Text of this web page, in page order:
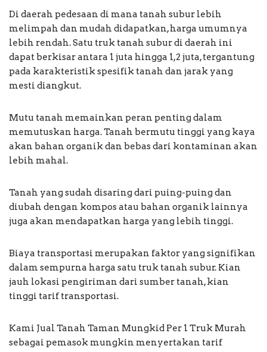
Di daerah pedesaan di mana tanah subur lebih
melimpah dan mudah didapatkan, harga umumnya
lebih rendah. Satu truk tanah subur di daerah ini
dapat berkisar antara 1 juta hingga 1,2 juta, tergantung
pada karakteristik spesifik tanah dan jarak yang
mesti diangkut.
Mutu tanah memainkan peran penting dalam
memutuskan harga. Tanah bermutu tinggi yang kaya
akan bahan organik dan bebas dari kontaminan akan
lebih mahal.
Tanah yang sudah disaring dari puing-puing dan
diubah dengan kompos atau bahan organik lainnya
juga akan mendapatkan harga yang lebih tinggi.
Biaya transportasi merupakan faktor yang signifikan
dalam sempurna harga satu truk tanah subur. Kian
jauh lokasi pengiriman dari sumber tanah, kian
tinggi tarif transportasi.
Kami Jual Tanah Taman Mungkid Per 1 Truk Murah
sebagai pemasok mungkin menyertakan tarif